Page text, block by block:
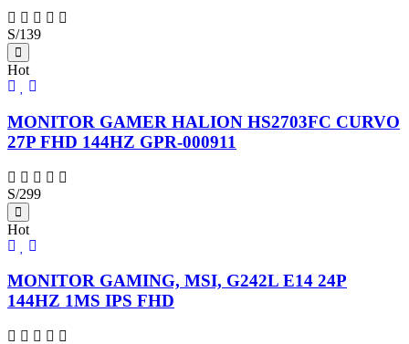
S/139
Hot
MONITOR GAMER HALION HS2703FC CURVO
27P FHD 144HZ GPR-000911
S/299
Hot
MONITOR GAMING, MSI, G242L E14 24P
144HZ 1MS IPS FHD